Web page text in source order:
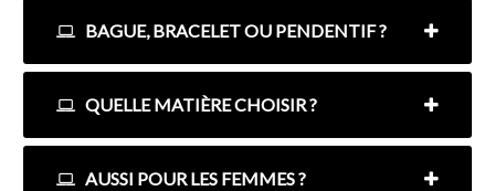
BAGUE, BRACELET OU PENDENTIF ?
QUELLE MATIÈRE CHOISIR ?
AUSSI POUR LES FEMMES ?